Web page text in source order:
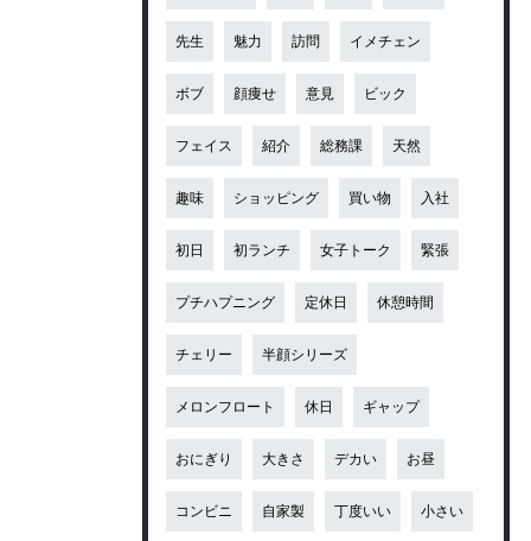
先生 魅力 訪問 イメチェン
ボブ 顔痩せ 意見 ビック
フェイス 紹介 総務課 天然
趣味 ショッピング 買い物 入社
初日 初ランチ 女子トーク 緊張
プチハプニング 定休日 休憩時間
チェリー 半顔シリーズ
メロンフロート 休日 ギャップ
おにぎり 大きさ デカい お昼
コンビニ 自家製 丁度いい 小さい